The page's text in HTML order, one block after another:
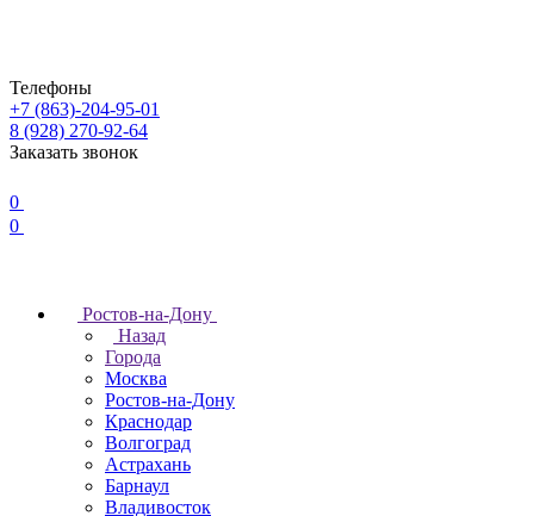
Телефоны
+7 (863)-204-95-01
8 (928) 270-92-64
Заказать звонок
0
0
Ростов-на-Дону
Назад
Города
Москва
Ростов-на-Дону
Краснодар
Волгоград
Астрахань
Барнаул
Владивосток